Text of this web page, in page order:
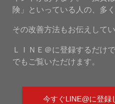
険」といっている人の、多
その改善方法もお伝えしてい
ＬＩＮＥ＠に登録するだけ
でもご覧いただけます。
今すぐLINE@に登録